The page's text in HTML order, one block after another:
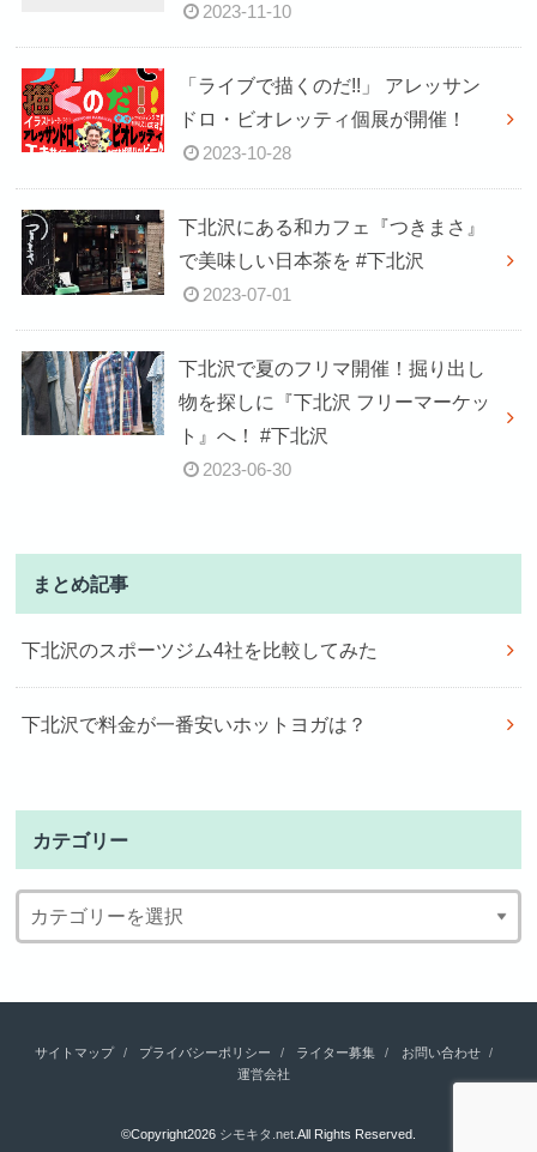
2023-11-10
「ライブで描くのだ!!」 アレッサン
ドロ・ビオレッティ個展が開催！
2023-10-28
下北沢にある和カフェ『つきまさ』
で美味しい日本茶を #下北沢
2023-07-01
下北沢で夏のフリマ開催！掘り出し
物を探しに『下北沢 フリーマーケッ
ト』へ！ #下北沢
2023-06-30
まとめ記事
下北沢のスポーツジム4社を比較してみた
下北沢で料金が一番安いホットヨガは？
カテゴリー
サイトマップ プライバシーポリシー ライター募集
お問い合わせ
運営会社
©Copyright2026 シモキタ.net.All Rights Reserved.